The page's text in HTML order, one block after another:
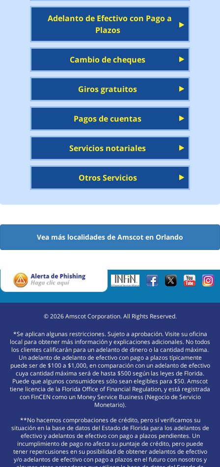
Adelanto de Efectivo con Pago a
Plazos
Cambio de cheques
Giros gratuitos
Pagos de cuentas
Servicios notariales
Otros Servicios
Vea más localidades de Amscot en Orlando
©2026Amscot Corporation. All Rights Reserved.
*Se aplican algunas restricciones. Sujeto a aprobación. Visite su oficina
local para obtener más información y explicaciones adicionales. No todos
los clientes calificarán para un adelanto de dinero o la cantidad máxima.
Un adelanto de adelanto de efectivo con pago a plazos típicamente
puede ser de $100 a $1,000, en comparación con un adelanto de efectivo
cuya cantidad máxima será de hasta $500 según las leyes de Florida.
Puede que algunos consumidores sólo sean elegibles para $50. Amscot
tiene licencia de la Florida Office of Financial Regulation, y está registrada
con FinCEN como un Money Service Business (Negocio de Servicio
Monetario).
**No hacemos comprobaciones de crédito, pero sí verificamos su
situación en la base de datos del Estado de Florida para los adelantos de
efectivo y adelantos de efectivo con pago a plazos pendientes. Un
incumplimiento de pago no afecta su puntaje de crédito, pero puede
tener repercusiones en su posibilidad de obtener adelantos de efectivo
y/o adelantos de efectivo con pago a plazos en el futuro con nosotros y